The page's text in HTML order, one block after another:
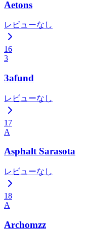
Aetons
レビューなし
16
3
3afund
レビューなし
17
A
Asphalt Sarasota
レビューなし
18
A
Archomzz